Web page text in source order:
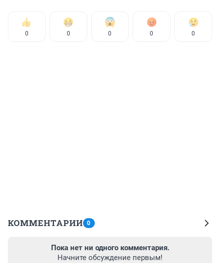
0 0 0 0 0
КОММЕНТАРИИ 0
Пока нет ни одного комментария.
Начните обсуждение первым!